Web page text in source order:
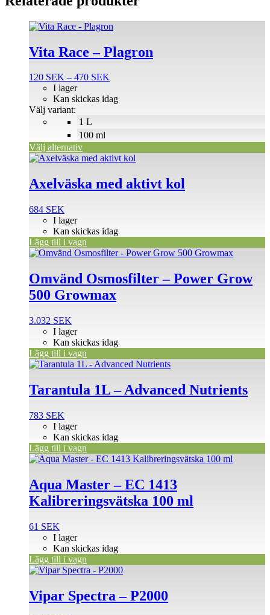
Vita Race – Plagron
120 SEK – 470 SEK
till
1 L
100 ml
I lager
Kan skickas idag
Välj variant:
Välj alternativ
Den
produkten
har
varianter.
olika
alternativen
på
produktsidan
Axelväska med aktivt kol
684 SEK
I lager
Kan skickas idag
Lägg till i vagn
Omvänd Osmosfilter – Power Grow
500 Growmax
3.032 SEK
I lager
Kan skickas idag
Lägg till i vagn
Tarantula 1L – Advanced Nutrients
783 SEK
I lager
Kan skickas idag
Lägg till i vagn
Aqua Master – EC 1413
Kalibreringsvätska 100 ml
61 SEK
I lager
Kan skickas idag
Lägg till i vagn
Vipar Spectra – P2000